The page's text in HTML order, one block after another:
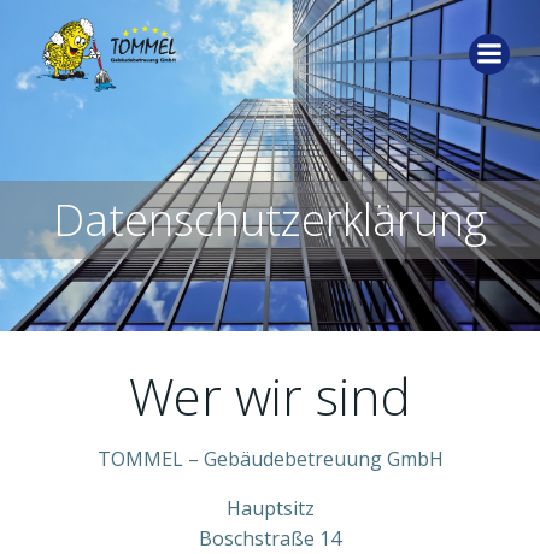
Zum
Inhalt
springen
Datenschutzerklärung
Wer wir sind
TOMMEL – Gebäudebetreuung GmbH
Hauptsitz
Boschstraße 14